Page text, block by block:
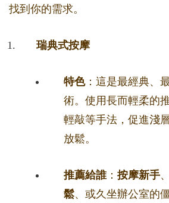
找到你的需求。
瑞典式按摩
特色：這是最經典、
術。使用長而輕柔的
輕敲等手法，促進淺
放鬆。
推薦給誰： 按摩新手
鬆、或久坐辦公室的